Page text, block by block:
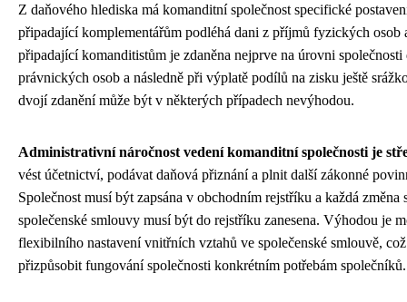
Z daňového hlediska má komanditní společnost specifické
připadající komplementářům podléhá dani z příjmů fyzických osob
připadající komanditistům je zdaněna nejprve na úrovni
právnických osob a následně při výplatě podílů na zisku ještě
dvojí zdanění může být v některých případech nevýhodou.
Administrativní náročnost vedení komanditní společnosti je
vést účetnictví, podávat daňová přiznání a plnit další zákonné
Společnost musí být zapsána v obchodním rejstříku a každá změna
společenské smlouvy musí být do rejstříku zanesena. Výhodou je
flexibilního nastavení vnitřních vztahů ve společenské smlouvě,
přizpůsobit fungování společnosti konkrétním potřebám společníků.